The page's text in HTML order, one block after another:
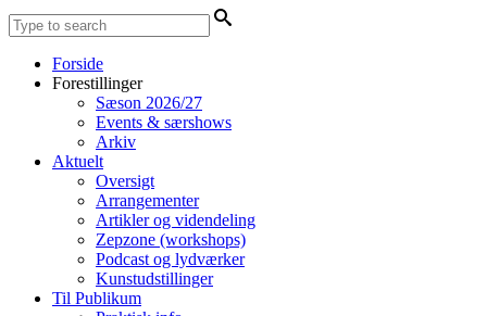
Forside
Forestillinger
Sæson 2026/27
Events & særshows
Arkiv
Aktuelt
Oversigt
Arrangementer
Artikler og videndeling
Zepzone (workshops)
Podcast og lydværker
Kunstudstillinger
Til Publikum